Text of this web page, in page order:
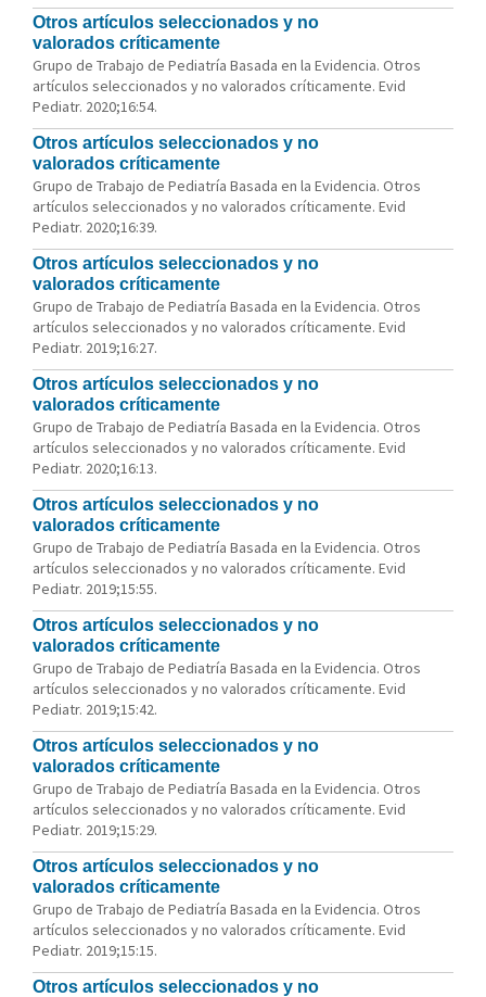
Otros artículos seleccionados y no
valorados críticamente
Grupo de Trabajo de Pediatría Basada en la Evidencia. Otros
artículos seleccionados y no valorados críticamente. Evid
Pediatr. 2020;16:54.
Otros artículos seleccionados y no
valorados críticamente
Grupo de Trabajo de Pediatría Basada en la Evidencia. Otros
artículos seleccionados y no valorados críticamente. Evid
Pediatr. 2020;16:39.
Otros artículos seleccionados y no
valorados críticamente
Grupo de Trabajo de Pediatría Basada en la Evidencia. Otros
artículos seleccionados y no valorados críticamente. Evid
Pediatr. 2019;16:27.
Otros artículos seleccionados y no
valorados críticamente
Grupo de Trabajo de Pediatría Basada en la Evidencia. Otros
artículos seleccionados y no valorados críticamente. Evid
Pediatr. 2020;16:13.
Otros artículos seleccionados y no
valorados críticamente
Grupo de Trabajo de Pediatría Basada en la Evidencia. Otros
artículos seleccionados y no valorados críticamente. Evid
Pediatr. 2019;15:55.
Otros artículos seleccionados y no
valorados críticamente
Grupo de Trabajo de Pediatría Basada en la Evidencia. Otros
artículos seleccionados y no valorados críticamente. Evid
Pediatr. 2019;15:42.
Otros artículos seleccionados y no
valorados críticamente
Grupo de Trabajo de Pediatría Basada en la Evidencia. Otros
artículos seleccionados y no valorados críticamente. Evid
Pediatr. 2019;15:29.
Otros artículos seleccionados y no
valorados críticamente
Grupo de Trabajo de Pediatría Basada en la Evidencia. Otros
artículos seleccionados y no valorados críticamente. Evid
Pediatr. 2019;15:15.
Otros artículos seleccionados y no